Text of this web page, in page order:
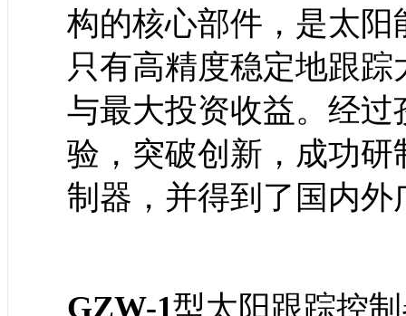
构的核心部件，是太
只有高精度稳定地跟
与最大投资收益。经
验，突破创新，成功研
制器，并得到了国内
GZW-1型太阳跟踪控